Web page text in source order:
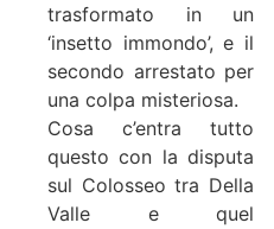
trasformato in un
‘insetto immondo’, e il
secondo arrestato per
una colpa misteriosa.
Cosa c’entra tutto
questo con la disputa
sul Colosseo tra Della
Valle e quel